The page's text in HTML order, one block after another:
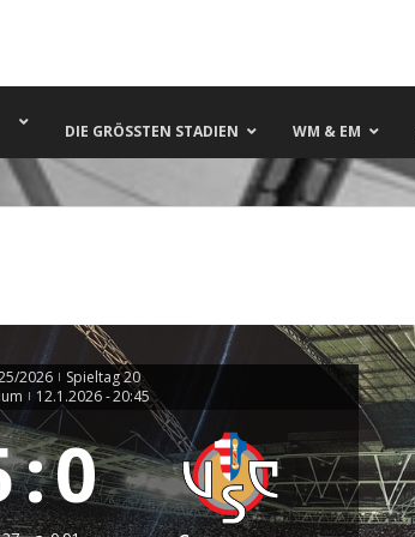
DIE GRÖSSTEN STADIEN WM & EM
2026 | Spieltag 20
| 12.1.2026-20:45
:0